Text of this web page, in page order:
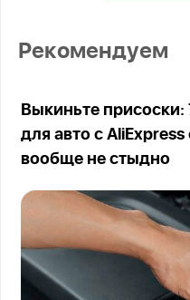
Рекомендуем
Выкиньте
для авто с
вообще не стыдно